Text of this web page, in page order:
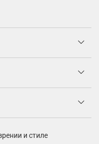
и стиле